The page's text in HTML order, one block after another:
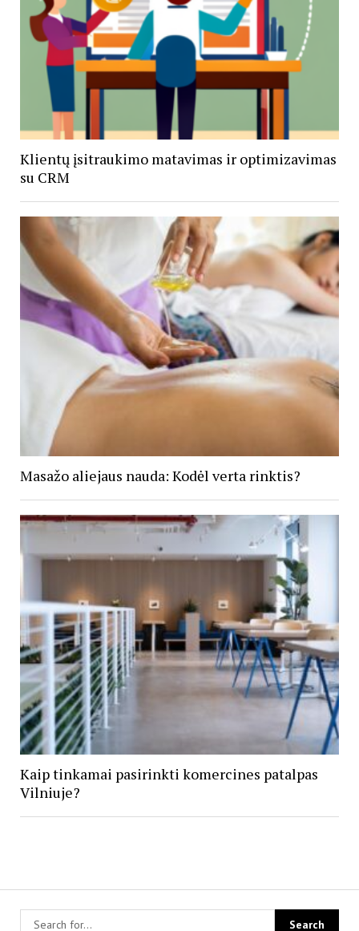
Klientų įsitraukimo matavimas ir optimizavimas
su CRM
Masažo aliejaus nauda: Kodėl verta rinktis?
Kaip tinkamai pasirinkti komercines patalpas
Vilniuje?